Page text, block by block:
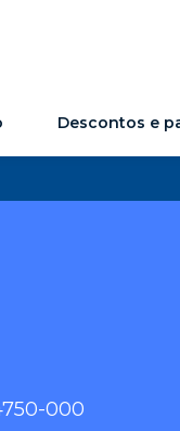
Descontos e
000